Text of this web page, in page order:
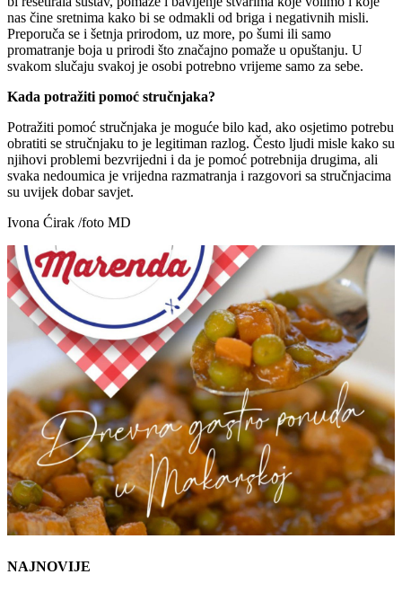
nas čine sretnima kako bi se odmakli od briga i negativnih misli.
Preporuča se i šetnja prirodom, uz more, po šumi ili samo
promatranje boja u prirodi što značajno pomaže u opuštanju. U
svakom slučaju svakoj je osobi potrebno vrijeme samo za sebe.
Kada potražiti pomoć stručnjaka?
Potražiti pomoć stručnjaka je moguće bilo kad, ako osjetimo potrebu
obratiti se stručnjaku to je legitiman razlog. Često ljudi misle kako su
njihovi problemi bezvrijedni i da je pomoć potrebnija drugima, ali
svaka nedoumica je vrijedna razmatranja i razgovori sa stručnjacima
su uvijek dobar savjet.
Ivona Ćirak /foto MD
NAJNOVIJE